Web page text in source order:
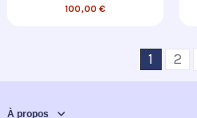
100,00 €
1 2
À propos